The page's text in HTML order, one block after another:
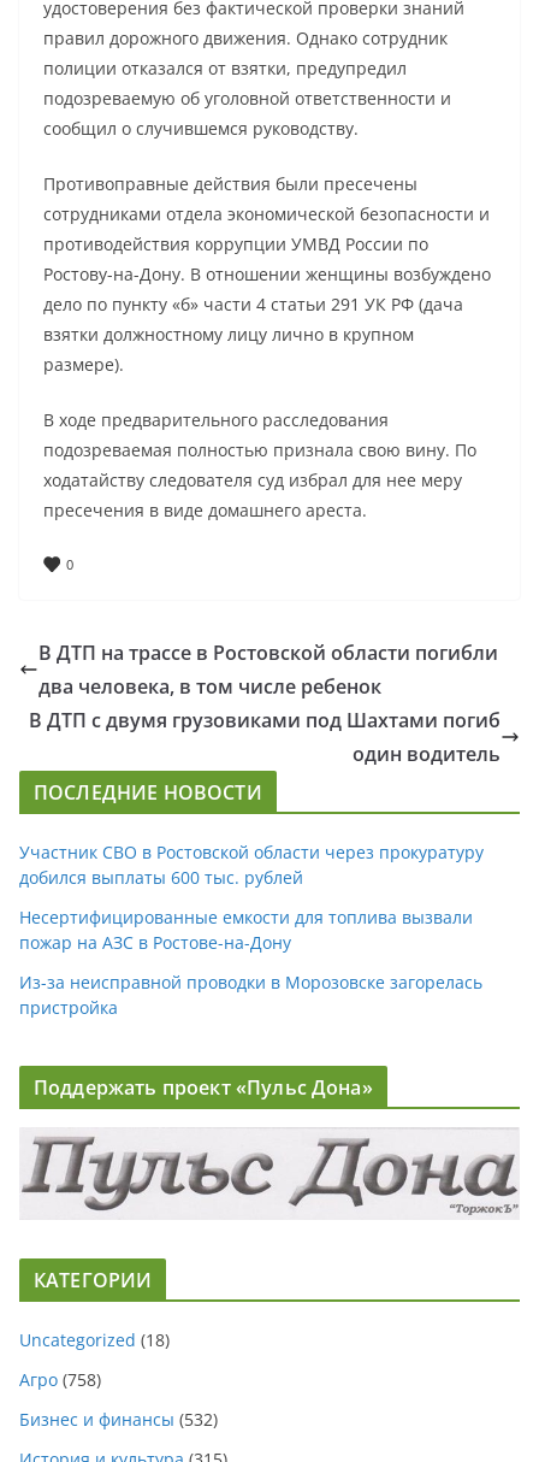
удостоверения без фактической проверки знаний
правил дорожного движения. Однако сотрудник
полиции отказался от взятки, предупредил
подозреваемую об уголовной ответственности и
сообщил о случившемся руководству.
Противоправные действия были пресечены
сотрудниками отдела экономической безопасности и
противодействия коррупции УМВД России по
Ростову-на-Дону. В отношении женщины возбуждено
дело по пункту «б» части 4 статьи 291 УК РФ (дача
взятки должностному лицу лично в крупном
размере).
В ходе предварительного расследования
подозреваемая полностью признала свою вину. По
ходатайству следователя суд избрал для нее меру
пресечения в виде домашнего ареста.
0
В ДТП на трассе в Ростовской области погибли
два человека, в том числе ребенок
В ДТП с двумя грузовиками под Шахтами погиб
один водитель
ПОСЛЕДНИЕ НОВОСТИ
Участник СВО в Ростовской области через прокуратуру
добился выплаты 600 тыс. рублей
Несертифицированные емкости для топлива вызвали
пожар на АЗС в Ростове-на-Дону
Из-за неисправной проводки в Морозовске загорелась
пристройка
Поддержать проект «Пульс Дона»
КАТЕГОРИИ
Uncategorized (18)
Агро (758)
Бизнес и финансы (532)